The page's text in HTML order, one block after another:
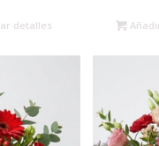
detalles